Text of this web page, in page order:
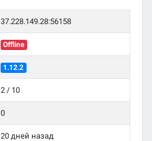
37.228.149.28:56158
Offline
1.12.2
2 / 10
0
20 дней назад